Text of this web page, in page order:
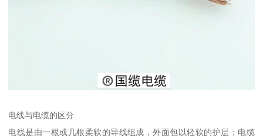
电线与电缆的区分
电线是由一根或几根柔软的导线组成，外面包以轻软的护层；电缆